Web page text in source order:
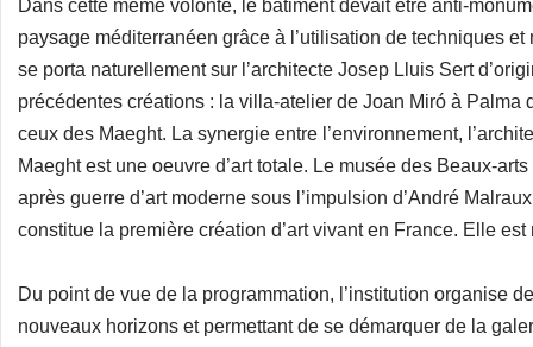
Dans cette même volonté, le bâtiment devait être anti-
paysage méditerranéen grâce à l’utilisation de techniques
se porta naturellement sur l’architecte Josep Lluis Sert
précédentes créations : la villa-atelier de Joan Miró à
ceux des Maeght. La synergie entre l’environnement,
Maeght est une oeuvre d’art totale. Le musée des Beaux-
après guerre d’art moderne sous l’impulsion d’André
constitue la première création d’art vivant en France. Elle
Du point de vue de la programmation, l’institution organise
nouveaux horizons et permettant de se démarquer de la